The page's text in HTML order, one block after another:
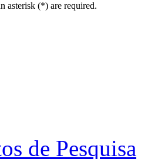
asterisk (*) are required.
de Pesquisa